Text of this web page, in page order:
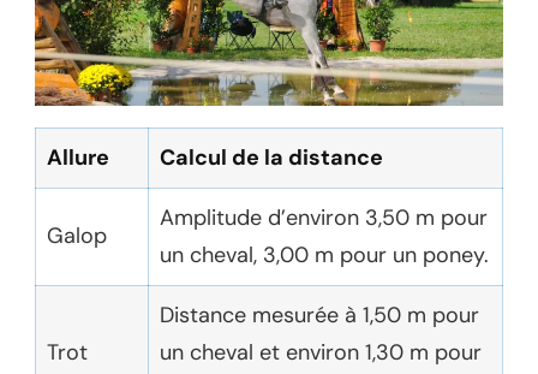
Allure Calcul de la distance
Galop
Amplitude d’environ 3,50 m pour
un cheval, 3,00 m pour un poney.
Trot
Distance mesurée à 1,50 m pour
un cheval et environ 1,30 m pour